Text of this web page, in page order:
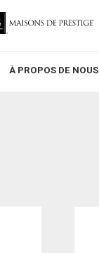
À PROPOS DE NOUS